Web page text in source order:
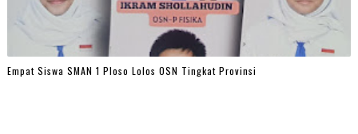
Empat Siswa SMAN 1 Ploso Lolos OSN Tingkat Provinsi